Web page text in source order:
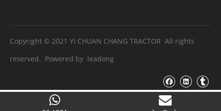
Copyright © 2021 YI CHUAN CHANG TRACTOR All rights
reserved. Powered by leadong